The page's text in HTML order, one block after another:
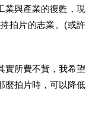
業與產業的復甦，現
拍片的志業。(或許
實所費不貲，我希望
麼拍片時，可以降低